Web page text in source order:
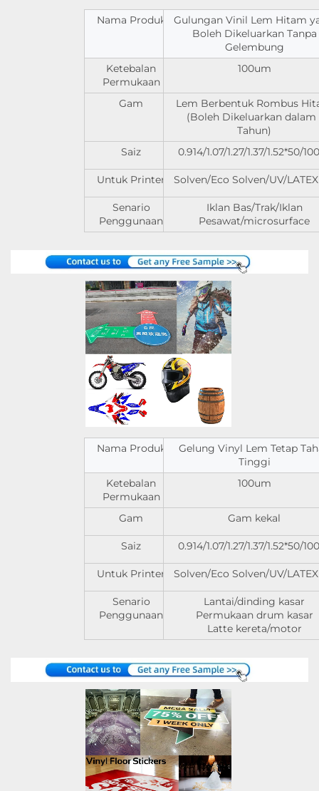
Nama Produk
Gulungan Vinil Lem Hitam
Boleh Dikeluarkan Tanpa
Gelembung
Ketebalan
Permukaan
100um
Gam
Lem Berbentuk Rombus
(Boleh Dikeluarkan dalam
Tahun)
Saiz
0.914/1.07/1.27/1.37/1.52*50/
Untuk Printer Solven/Eco Solven/UV/
Senario
Penggunaan
Iklan Bas/Trak/Iklan
Pesawat/microsurface
Nama Produk
Gelung Vinyl Lem Tetap
Tinggi
Ketebalan
Permukaan
100um
Gam Gam kekal
Saiz 0.914/1.07/1.27/1.37/1.52*50/
Untuk Printer Solven/Eco Solven/UV/
Senario
Penggunaan
Lantai/dinding kasar
Permukaan drum kasar
Latte kereta/motor